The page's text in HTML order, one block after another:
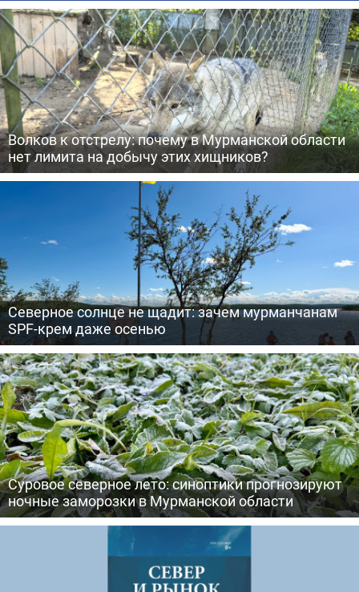
Волков к отстрелу: почему в Мурманской области
нет лимита на добычу этих хищников?
Северное солнце не щадит: зачем мурманчанам
SPF-крем даже осенью
Суровое северное лето: синоптики прогнозируют
ночные заморозки в Мурманской области